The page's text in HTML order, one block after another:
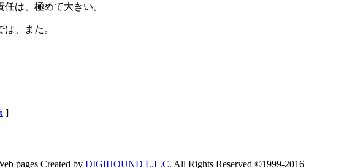
は、極めて大きい。
、また。
]
pages Created by DIGIHOUND L.L.C. All Rights Reserved ©1999-2016